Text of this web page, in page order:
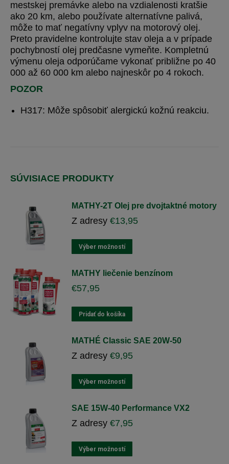
mestskej premávke alebo na vzdialenosti kratšie
ako 20 km, alebo používate alternatívne palivá,
môže to mať negatívny vplyv na motorový olej.
Preto pravidelne kontrolujte stav oleja a v prípade
pochybností olej predčasne vymeňte. Kompletnú
výmenu oleja odporúčame vykonať približne po 40
000 až 60 000 km alebo najneskôr po 4 rokoch.
POZOR
H317: Môže spôsobiť alergickú kožnú reakciu.
SÚVISIACE PRODUKTY
MATHY-2T Olej pre dvojtaktné motory
Z adresy €13,95
Výber možností
výrobok
viacero
môžete
na
stránke
MATHY liečenie benzínom
€57,95
Pridať do košíka
MATHÉ Classic SAE 20W-50
Z adresy €9,95
Výber možností
výrobok
viacero
variantov.
môžete
SAE 15W-40 Performance VX2
Z adresy €7,95
Výber možností
výrobok